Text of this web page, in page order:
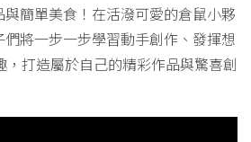
簡單美食！在活潑可愛的倉鼠小夥
將一步一步學習動手創作、發揮想
，打造屬於自己的精彩作品與驚喜創